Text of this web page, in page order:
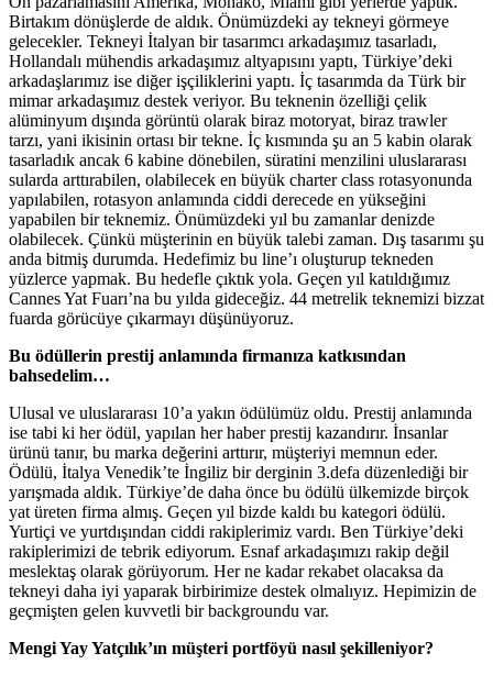
Birtakım dönüşlerde de aldık. Önümüzdeki ay tekneyi görmeye
gelecekler. Tekneyi İtalyan bir tasarımcı arkadaşımız tasarladı,
Hollandalı mühendis arkadaşımız altyapısını yaptı, Türkiye’deki
arkadaşlarımız ise diğer işçiliklerini yaptı. İç tasarımda da Türk bir
mimar arkadaşımız destek veriyor. Bu teknenin özelliği çelik
alüminyum dışında görüntü olarak biraz motoryat, biraz trawler
tarzı, yani ikisinin ortası bir tekne. İç kısmında şu an 5 kabin olarak
tasarladık ancak 6 kabine dönebilen, süratini menzilini uluslararası
sularda arttırabilen, olabilecek en büyük charter class rotasyonunda
yapılabilen, rotasyon anlamında ciddi derecede en yükseğini
yapabilen bir teknemiz. Önümüzdeki yıl bu zamanlar denizde
olabilecek. Çünkü müşterinin en büyük talebi zaman. Dış tasarımı şu
anda bitmiş durumda. Hedefimiz bu line’ı oluşturup tekneden
yüzlerce yapmak. Bu hedefle çıktık yola. Geçen yıl katıldığımız
Cannes Yat Fuarı’na bu yılda gideceğiz. 44 metrelik teknemizi bizzat
fuarda görücüye çıkarmayı düşünüyoruz.
Bu ödüllerin prestij anlamında firmanıza katkısından
bahsedelim…
Ulusal ve uluslararası 10’a yakın ödülümüz oldu. Prestij anlamında
ise tabi ki her ödül, yapılan her haber prestij kazandırır. İnsanlar
ürünü tanır, bu marka değerini arttırır, müşteriyi memnun eder.
Ödülü, İtalya Venedik’te İngiliz bir derginin 3.defa düzenlediği bir
yarışmada aldık. Türkiye’de daha önce bu ödülü ülkemizde birçok
yat üreten firma almış. Geçen yıl bizde kaldı bu kategori ödülü.
Yurtiçi ve yurtdışından ciddi rakiplerimiz vardı. Ben Türkiye’deki
rakiplerimizi de tebrik ediyorum. Esnaf arkadaşımızı rakip değil
meslektaş olarak görüyorum. Her ne kadar rekabet olacaksa da
tekneyi daha iyi yaparak birbirimize destek olmalıyız. Hepimizin de
geçmişten gelen kuvvetli bir backgroundu var.
Mengi Yay Yatçılık’ın müşteri portföyü nasıl şekilleniyor?